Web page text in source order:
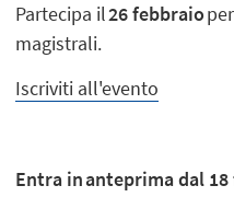
Partecipa il26 febbraio
magistrali.
Iscriviti all'evento
Entra inanteprima dal